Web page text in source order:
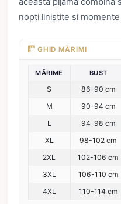
nopți liniștite și
GHID MĂRIMI
MĂRIME BUST
S 86-90 cm
M
90-94 cm
L
94-98 cm
XL
98-102 cm
2XL
102-106 cm
3XL
106-110 cm
4XL
110-114 cm